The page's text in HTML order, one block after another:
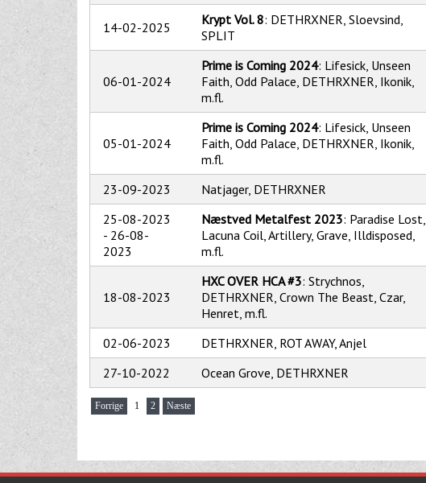
14-02-2025 Krypt Vol. 8: DETHRXNER, Sloevsind,
SPLIT
06-01-2024
Prime is Coming 2024: Lifesick, Unseen
Faith, Odd Palace, DETHRXNER, Ikonik,
m.fl.
05-01-2024
Prime is Coming 2024: Lifesick, Unseen
Faith, Odd Palace, DETHRXNER, Ikonik,
m.fl.
23-09-2023 Natjager, DETHRXNER
25-08-2023
- 26-08-
2023
Næstved Metalfest 2023: Paradise Lost,
Lacuna Coil, Artillery, Grave, Illdisposed,
m.fl.
18-08-2023
HXC OVER HCA #3: Strychnos,
DETHRXNER, Crown The Beast, Czar,
Henret, m.fl.
02-06-2023 DETHRXNER, ROT AWAY, Anjel
27-10-2022
Ocean Grove, DETHRXNER
Forrige 1 2 Næste